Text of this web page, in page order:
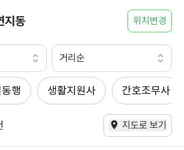
지동 위치변경
거리순
행 생활지원사 간호조무사
지도로 보기